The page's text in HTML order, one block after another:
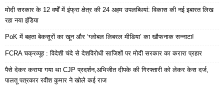
मोदी सरकार के 12 वर्षों में इंफ्रा क्षेत्र की 24 अहम उपलब्धियां: विकास की नई इबारत लिख
रहा नया इंडिया
PoK में बहता बेकसूरों का खून और ‘ग्लोबल लिबरल मीडिया’ का खौफनाक सन्नाटा!
FCRA चक्रव्यूह : विदेशी चंदे से देशविरोधी साजिशों पर मोदी सरकार का करारा प्रहार
पैसे देकर कराया गया था CJP प्रदर्शन,अभिजीत दीपके की गिरफ्तारी को लेकर केस दर्ज,
पालतू पत्रकार रवीश कुमार ने खोले कई राज